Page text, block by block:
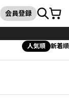
検索
会員登録カート
人気順 新着順